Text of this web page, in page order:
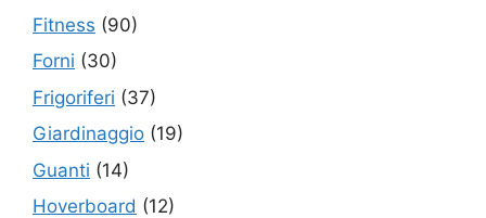
Fitness (90)
Forni (30)
Frigoriferi (37)
Giardinaggio (19)
Guanti (14)
Hoverboard (12)